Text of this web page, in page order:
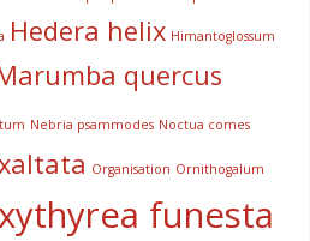
Hedera helix Himantoglossum
quercus
Nebria psammodes Noctua comes
Organisation Ornithogalum
funesta